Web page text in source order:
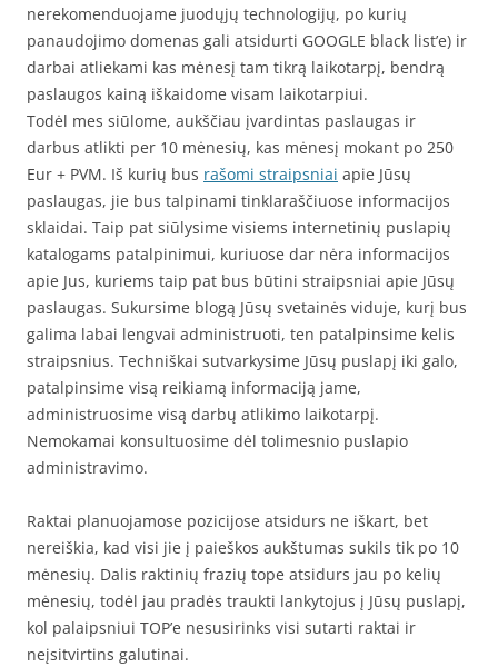
nerekomenduojame juodųjų technologijų, po kurių
panaudojimo domenas gali atsidurti GOOGLE black list’e) ir
darbai atliekami kas mėnesį tam tikrą laikotarpį, bendrą
paslaugos kainą iškaidome visam laikotarpiui.
Todėl mes siūlome, aukščiau įvardintas paslaugas ir
darbus atlikti per 10 mėnesių, kas mėnesį mokant po 250
Eur + PVM. Iš kurių bus rašomi straipsniai apie Jūsų
paslaugas, jie bus talpinami tinklaraščiuose informacijos
sklaidai. Taip pat siūlysime visiems internetinių puslapių
katalogams patalpinimui, kuriuose dar nėra informacijos
apie Jus, kuriems taip pat bus būtini straipsniai apie Jūsų
paslaugas. Sukursime blogą Jūsų svetainės viduje, kurį bus
galima labai lengvai administruoti, ten patalpinsime kelis
straipsnius. Techniškai sutvarkysime Jūsų puslapį iki galo,
patalpinsime visą reikiamą informaciją jame,
administruosime visą darbų atlikimo laikotarpį.
Nemokamai konsultuosime dėl tolimesnio puslapio
administravimo.
Raktai planuojamose pozicijose atsidurs ne iškart, bet
nereiškia, kad visi jie į paieškos aukštumas sukils tik po 10
mėnesių. Dalis raktinių frazių tope atsidurs jau po kelių
mėnesių, todėl jau pradės traukti lankytojus į Jūsų puslapį,
kol palaipsniui TOP’e nesusirinks visi sutarti raktai ir
neįsitvirtins galutinai.